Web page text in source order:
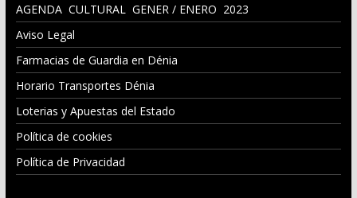
AGENDA CULTURAL GENER / ENERO 2023
Aviso Legal
Farmacias de Guardia en Dénia
Horario Transportes Dénia
Loterias y Apuestas del Estado
Política de cookies
Política de Privacidad